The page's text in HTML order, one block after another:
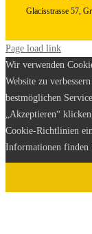
Glacisstrasse 57,
Page load link
Wir verwenden
Website zu
bestmöglichen
„Akzeptieren“
Cookie-Richtlinien
Informationen finden